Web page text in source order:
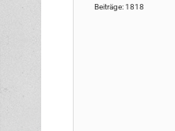
Beiträge: 1818